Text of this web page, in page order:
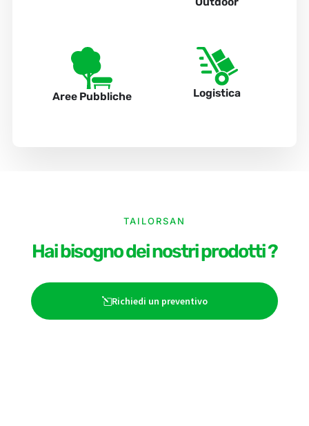
Aree Pubbliche Logistica
TAILORSAN
Hai bisogno dei nostri prodotti ?
Richiedi un preventivo